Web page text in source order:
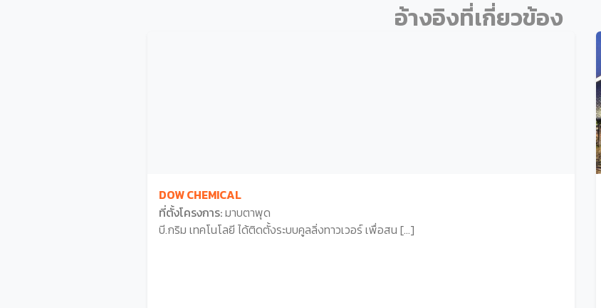
อ้างอิงที่เกี่ยวข้อง
DOW CHEMICAL
ที่ตั้งโครงการ:มาบตาพุด
บี.กริม เทคโนโลยี ได้ติดตั้งระบบคูลลิ่งทาวเวอร์ เพื่อสน […]